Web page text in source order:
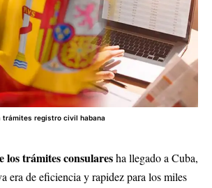
trámites registro civil habana
los trámites consularesha llegado a Cuba,
era de eficiencia y rapidez para los miles